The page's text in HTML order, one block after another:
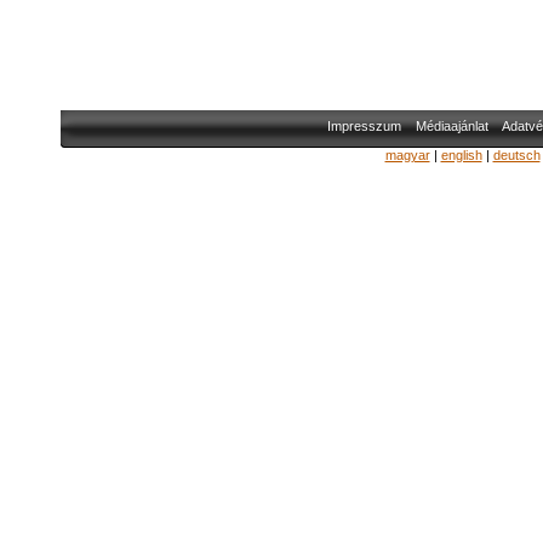
Impresszum Médiaajánlat
magyar| english| deutsch